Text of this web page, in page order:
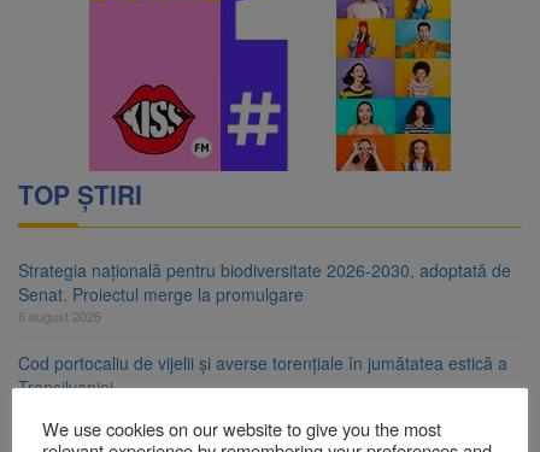
TOP ȘTIRI
Strategia națională pentru biodiversitate 2026-2030, adoptată de
Senat. Proiectul merge la promulgare
6 august 2026
Cod portocaliu de vijelii și averse torențiale în jumătatea estică a
Transilvaniei
We use cookies on our website to give you the most